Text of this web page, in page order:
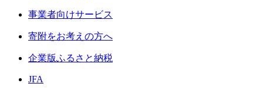
事業者向けサービス
寄附をお考えの方へ
企業版ふるさと納税
JFA